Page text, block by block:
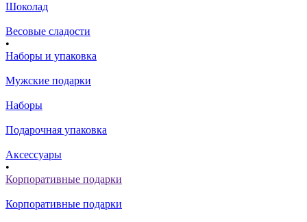
Шоколад
Весовые сладости
•
Наборы и упаковка
Мужские подарки
Наборы
Подарочная упаковка
Аксессуары
•
Корпоративные подарки
Корпоративные подарки